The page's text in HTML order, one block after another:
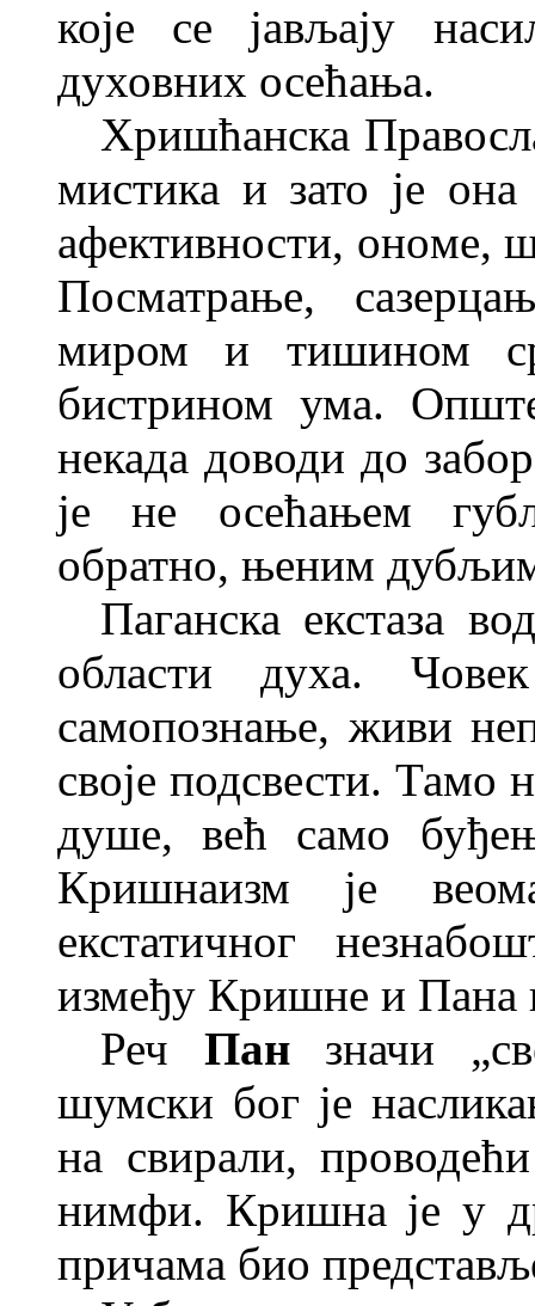
које се јављају
духовних осећања.
Хришћанска
мистика и зато је она
афективности, ономе,
Посматрање,
миром и тишином
бистрином ума.
некада доводи до
је не осећањем
обратно, њеним
Паганска екстаза
области духа.
самопознање, живи
своје подсвести. Тамо
душе, већ само
Кришнаизм је
екстатичног
између Кришне и Пана
Реч Панзначи
шумски бог је
на свирали,
нимфи. Кришна је у
причама био